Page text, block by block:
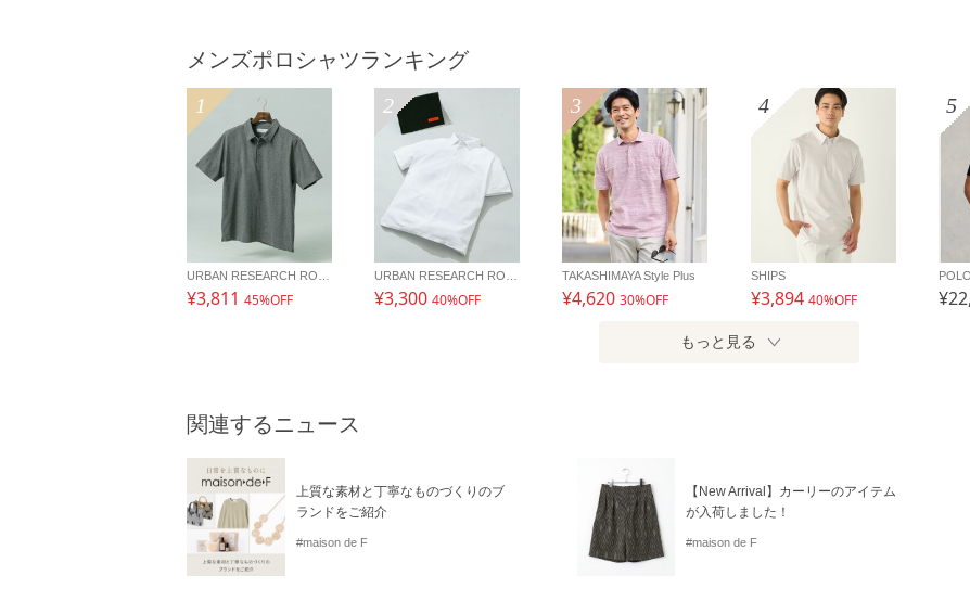
メンズポロシャツランキング
1
¥3,811 45%OFF
2
¥3,30040%OFF
3
TAKASHIMAYA Style Plus
¥4,62030%OFF
4
SHIPS
¥3,894 40%OFF
5
もっと見る
関連するニュース
上質な素材と丁寧なものづくりのブ
ランドをご紹介
#maison de F
【New Arrival】カーリーのアイテム
が入荷しました！
#maison de F